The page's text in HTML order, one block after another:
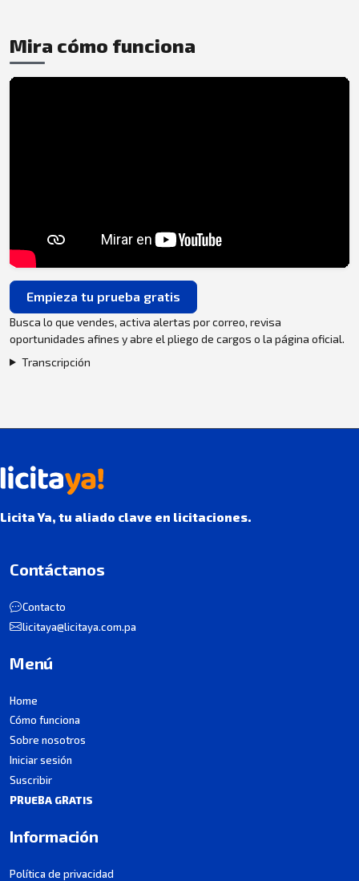
Mira cómo funciona
Empieza tu prueba gratis
Busca lo que vendes, activa alertas por correo, revisa
oportunidades afines y abre el pliego de cargos o la página oficial.
Transcripción
Licita Ya, tu aliado clave en licitaciones.
Contáctanos
Contacto
licitaya@licitaya.com.pa
Menú
Home
Cómo funciona
Sobre nosotros
Iniciar sesión
Suscribir
PRUEBA GRATIS
Información
Política de privacidad